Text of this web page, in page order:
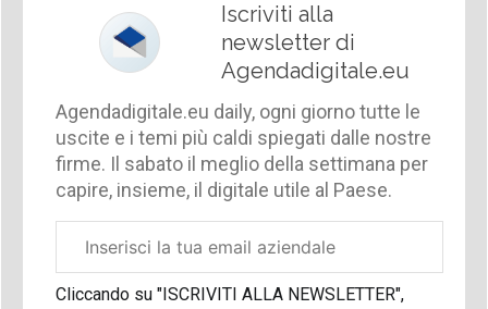
Iscriviti alla
newsletter di
Agendadigitale.eu
Agendadigitale.eu daily, ogni giorno tutte le
uscite e i temi più caldi spiegati dalle nostre
firme. Il sabato il meglio della settimana per
capire, insieme, il digitale utile al Paese.
aziendale
Cliccando su "ISCRIVITI ALLA NEWSLETTER",